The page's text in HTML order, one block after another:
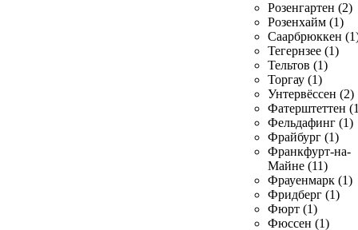
Розенгартен (2)
Розенхайм (1)
Саарбрюккен
Тегернзее (1)
Тельтов (1)
Торгау (1)
Унтервёссен (2)
Фатерштеттен
Фельдафинг (1)
Фрайбург (1)
Франкфурт-на-
Майне (11)
Фрауенмарк (1)
Фридберг (1)
Фюрт (1)
Фюссен (1)